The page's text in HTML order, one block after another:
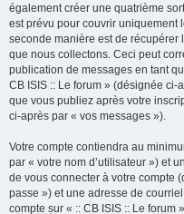
également créer une quatrième
est prévu pour couvrir uniquement
seconde manière est de récupérer
que nous collectons. Ceci peut
publication de messages en tant
CB ISIS :: Le forum » (désignée
que vous publiez après votre
ci-après par « vos messages »).
Votre compte contiendra au
par « votre nom d’utilisateur ») et
de vous connecter à votre compte
passe ») et une adresse de
compte sur « :: CB ISIS :: Le forum